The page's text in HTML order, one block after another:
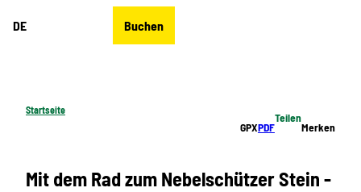
DE Buchen
Startseite
GPXPDF
Teilen
Merken
Mit dem Rad zum Nebelschützer Stein -